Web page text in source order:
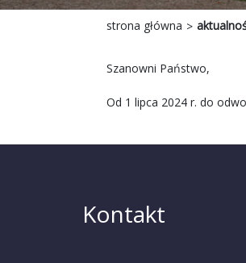
strona główna
Szanowni Państwo,
Od 1 lipca 2024 r. do
Kontakt